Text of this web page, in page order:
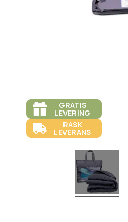
GRATIS
LEVERING
RASK
LEVERANS